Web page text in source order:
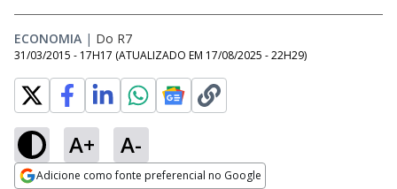
ECONOMIA | Do R7
31/03/2015 - 17H17 (ATUALIZADO EM 17/08/2025 - 22H29)
A+ A-
Adicione como fonte preferencial no Google